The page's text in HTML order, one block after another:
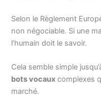
Selon le Règlement
non négociable. Si une
l’humain doit le savoir.
Cela semble simple
bots vocaux complexes
marché.